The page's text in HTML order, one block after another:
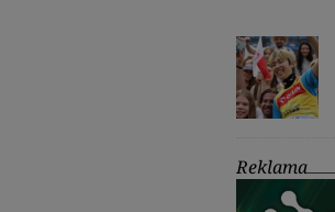
Reklama